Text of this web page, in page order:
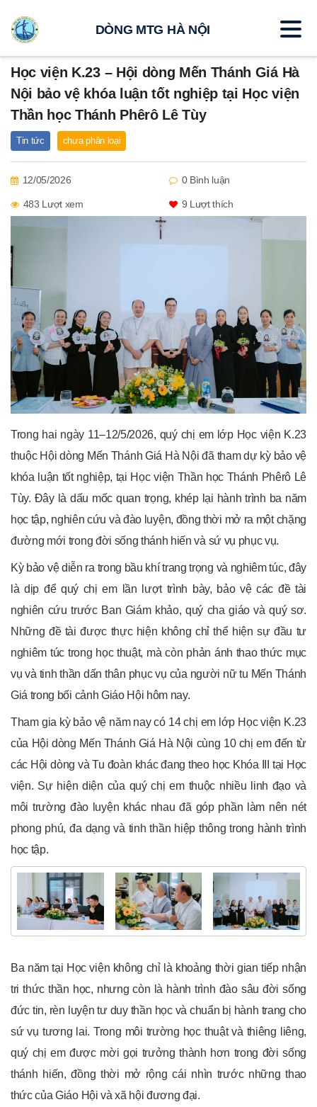
Học viện K.23 – Hội dòng Mến Thánh Giá Hà
Nội bảo vệ khóa luận tốt nghiệp tại Học viện
Thần học Thánh Phêrô Lê Tùy
Tin tức chưa phân loại
12/05/2026 0 Bình luận
483 Lượt xem 9 Lượt thích
Trong hai ngày 11–12/5/2026, quý chị em lớp Học viện K.23
thuộc Hội dòng Mến Thánh Giá Hà Nội đã tham dự kỳ bảo vệ
khóa luận tốt nghiệp, tại Học viện Thần học Thánh Phêrô Lê
Tùy. Đây là dấu mốc quan trọng, khép lại hành trình ba năm
học tập, nghiên cứu và đào luyện, đồng thời mở ra một chặng
đường mới trong đời sống thánh hiến và sứ vụ phục vụ.
Kỳ bảo vệ diễn ra trong bầu khí trang trọng và nghiêm túc, đây
là dịp để quý chị em lần lượt trình bày, bảo vệ các đề tài
nghiên cứu trước Ban Giám khảo, quý cha giáo và quý sơ.
Những đề tài được thực hiện không chỉ thể hiện sự đầu tư
nghiêm túc trong học thuật, mà còn phản ánh thao thức mục
vụ và tinh thần dấn thân phục vụ của người nữ tu Mến Thánh
Giá trong bối cảnh Giáo Hội hôm nay.
Tham gia kỳ bảo vệ năm nay có 14 chị em lớp Học viện K.23
của Hội dòng Mến Thánh Giá Hà Nội cùng 10 chị em đến từ
các Hội dòng và Tu đoàn khác đang theo học Khóa III tại Học
viện. Sự hiện diện của quý chị em thuộc nhiều linh đạo và
môi trường đào luyện khác nhau đã góp phần làm nên nét
phong phú, đa dạng và tinh thần hiệp thông trong hành trình
học tập.
Ba năm tại Học viện không chỉ là khoảng thời gian tiếp nhận
tri thức thần học, nhưng còn là hành trình đào sâu đời sống
đức tin, rèn luyện tư duy thần học và chuẩn bị hành trang cho
sứ vụ tương lai. Trong môi trường học thuật và thiêng liêng,
quý chị em được mời gọi trưởng thành hơn trong đời sống
thánh hiến, đồng thời mở rộng cái nhìn trước những thao
thức của Giáo Hội và xã hội đương đại.
DÒNG MTG HÀ NỘI